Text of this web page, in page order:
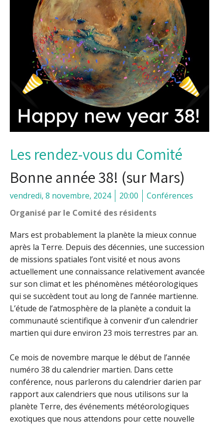
Les rendez-vous du Comité
Bonne année 38! (sur Mars)
vendredi, 8 novembre, 2024 20:00
Conférences
Organisé par le Comité des résidents
Mars est probablement la planète la mieux connue
après la Terre. Depuis des décennies, une succession
de missions spatiales l’ont visité et nous avons
actuellement une connaissance relativement avancée
sur son climat et les phénomènes météorologiques
qui se succèdent tout au long de l’année martienne.
L’étude de l’atmosphère de la planète a conduit la
communauté scientifique à convenir d’un calendrier
martien qui dure environ 23 mois terrestres par an.
Ce mois de novembre marque le début de l’année
numéro 38 du calendrier martien. Dans cette
conférence, nous parlerons du calendrier darien par
rapport aux calendriers que nous utilisons sur la
planète Terre, des événements météorologiques
exotiques que nous attendons pour cette nouvelle